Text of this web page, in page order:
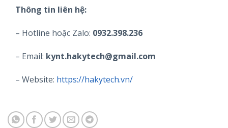
Thông tin liên hệ:
– Hotline hoặc Zalo: 0932.398.236
– Email: kynt.hakytech@gmail.com
– Website: https://hakytech.vn/